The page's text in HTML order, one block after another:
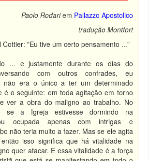
Paolo Rodariem Pallazzo Apostolico
tradução Montfort
Cottier: "Eu tive um certo pensamento ..."
... e justamente durante os dias do
com outros confrades, eu
não era o único a ter um determinado
é o seguinte: em toda agitação em torno
ver a obra do maligno ao trabalho. No
se a Igreja estivesse dormindo na
ocupada apenas com intrigas e
não teria muito a fazer. Mas se ele agita
isso significa que há vitalidade na
quer atacar. E essa vitalidade é a força